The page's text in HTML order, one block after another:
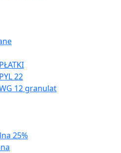
22
12 granulat
25%